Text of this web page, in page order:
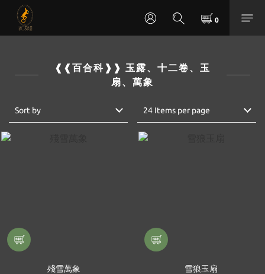
❰❰百合科❱❱ 玉露、十二卷、玉
扇、萬象
Sort by 24 Items per page
殘雪萬象 雪狼玉扇